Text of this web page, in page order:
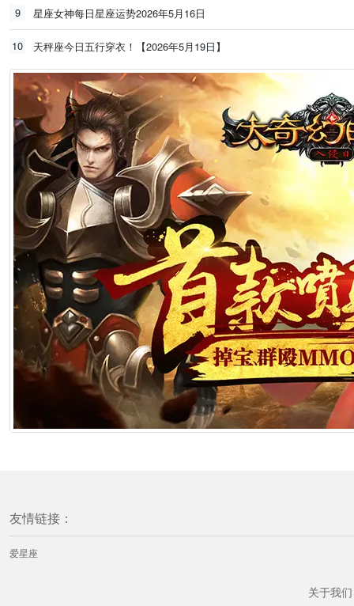
9 星座女神每日星座运势2026年5月16日
10 天秤座今日五行穿衣！【2026年5月19日】
友情链接：
爱星座
关于我们